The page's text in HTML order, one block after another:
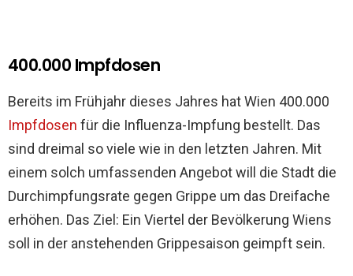
400.000 Impfdosen
Bereits im Frühjahr dieses Jahres hat Wien 400.000
Impfdosen für die Influenza-Impfung bestellt. Das
sind dreimal so viele wie in den letzten Jahren. Mit
einem solch umfassenden Angebot will die Stadt die
Durchimpfungsrate gegen Grippe um das Dreifache
erhöhen. Das Ziel: Ein Viertel der Bevölkerung Wiens
soll in der anstehenden Grippesaison geimpft sein.